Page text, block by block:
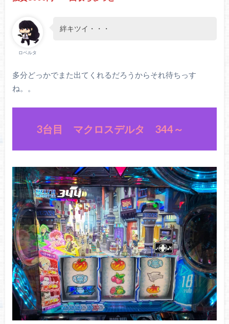
ロベルタ
絆キツイ・・・
多分どっかでまた出てくれるだろうからそれ待ちっす
ね。。
3台目 マクロスデルタ 344～